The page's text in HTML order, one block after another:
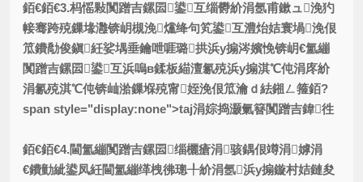
銆€銆€3.杩愮敤闃蹭吉鏍囩鍙互缁欎紒涓氬甫鏉ュ浼犳
帹骞跨殑鏁堟灉锛岄槻浼爣绛句笂鍙互澧炲姞寰堝浼佷
笟鐨勪俊鎭紝娑堣垂鑰呭啀璐拱浜у搧涔嬪悗锛岄€氳繃
闃蹭吉鏍囩鍙互浜嗚в鍒板緢澶氱殑浜у搧淇℃伅涓庝紒
涓氱殑淇℃伅锛屾湁鏁堢殑甯姪浼佷笟瀹ｄ紶鎺ㄥ箍銆?
span style="display:none">taj涓婃捣灏氭簮闃蹭吉鍏徃
銆€銆€4.閫氳繃闃蹭吉鏍囩缁欐瘡涓骇鍝佷竴涓嫭涓
€鐨勭紪鍙凤紝閫氳繃缂栧彿璁╀紒涓氬浜у搧鏇村姞鏈夋